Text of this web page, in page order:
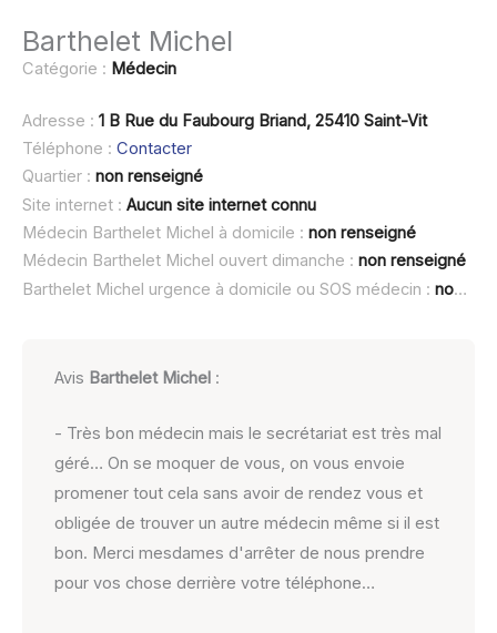
Barthelet Michel
Catégorie : Médecin
Adresse : 1 B Rue du Faubourg Briand, 25410 Saint-Vit
Téléphone : Contacter
Quartier : non renseigné
Site internet : Aucun site internet connu
Médecin Barthelet Michel à domicile : non renseigné
Médecin Barthelet Michel ouvert dimanche : non renseigné
Barthelet Michel urgence à domicile ou SOS médecin : non renseigné
Avis Barthelet Michel :
- Très bon médecin mais le secrétariat est très mal
géré… On se moquer de vous, on vous envoie
promener tout cela sans avoir de rendez vous et
obligée de trouver un autre médecin même si il est
bon. Merci mesdames d'arrêter de nous prendre
pour vos chose derrière votre téléphone…